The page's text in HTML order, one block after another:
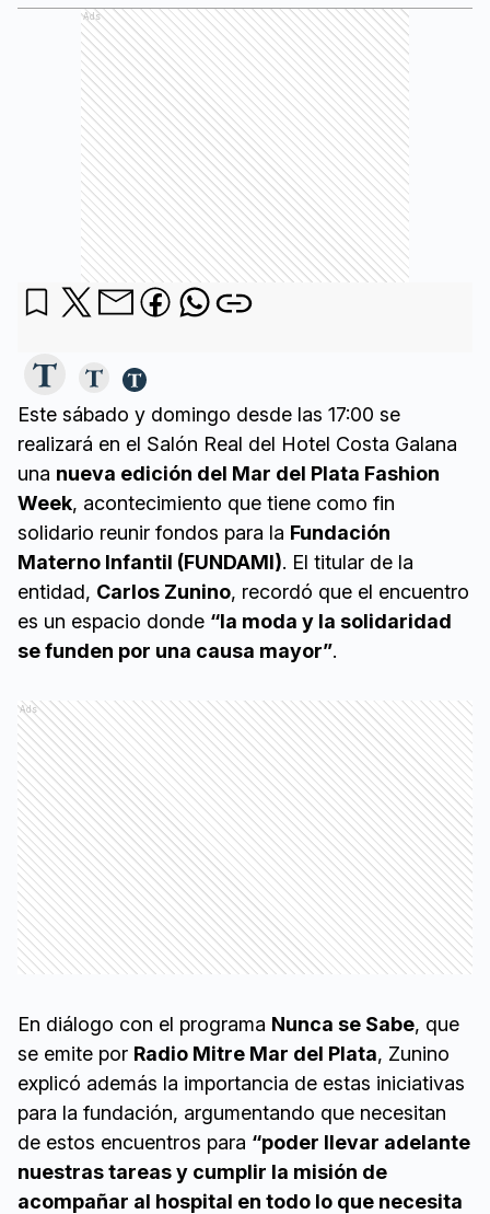
Ads
Este sábado y domingo desde las 17:00 se
realizará en el Salón Real del Hotel Costa Galana
una nueva edición del Mar del Plata Fashion
Week, acontecimiento que tiene como fin
solidario reunir fondos para la Fundación
Materno Infantil (FUNDAMI). El titular de la
entidad, Carlos Zunino, recordó que el encuentro
es un espacio donde “la moda y la solidaridad
se funden por una causa mayor”.
Ads
En diálogo con el programa Nunca se Sabe, que
se emite por Radio Mitre Mar del Plata, Zunino
explicó además la importancia de estas iniciativas
para la fundación, argumentando que necesitan
de estos encuentros para “poder llevar adelante
nuestras tareas y cumplir la misión de
acompañar al hospital en todo lo que necesita